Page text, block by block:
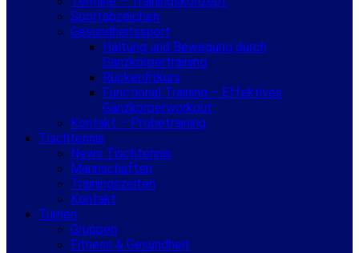
Sportabzeichen
Gesundheitssport
Haltung und Bewegung durch
Ganzkörpertraining
Rückenfitkurs
Functional Training – Effektives
Ganzkörperworkout
Kontakt – Probetraining
Tischtennis
News Tischtennis
Mannschaften
Trainingszeiten
Kontakt
Turnen
Gruppen
Fitness & Gesundheit